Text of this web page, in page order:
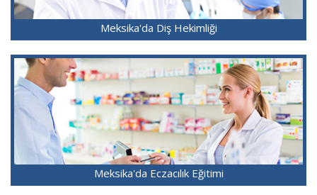
Meksika'da Diş Hekimliği
Meksika'da Eczacılık Eğitimi